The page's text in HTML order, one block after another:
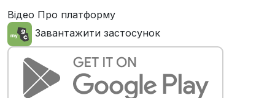
Відео Про платформу
Завантажити застосунок